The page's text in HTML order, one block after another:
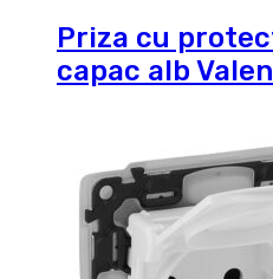
Priza cu
capac alb